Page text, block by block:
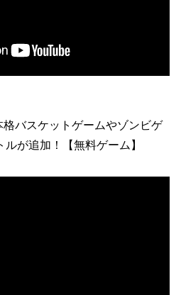
格バスケットゲームやゾンビゲ
が追加！【無料ゲーム】